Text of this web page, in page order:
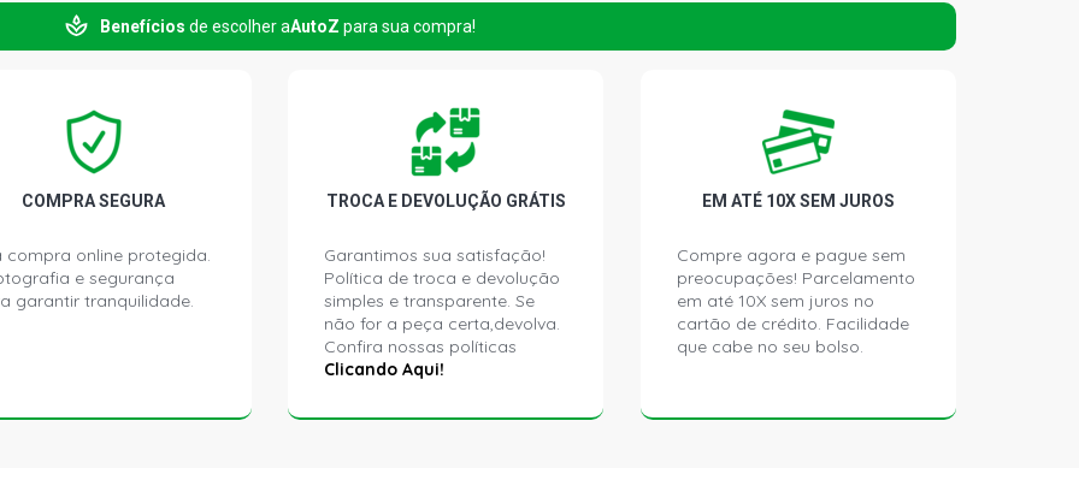
HILUX SRV PICKUP 2.7 16V 2TR-FE L4 FLEX (2010 -
2016)
2016)
2015)
HILUX SRV D4D CD PICKUP 3.0 16V DIESEL (2005 -
2015)
HILUX DX PICKUP 3.0 8V DIESEL (2005 - 2005)
HILUX SW4 SUV 3.0 16V DIESEL (2005 - 2015)
Benefícios de escolher aAutoZ para sua compra!
COMPRA SEGURA
compra online protegida.
e segurança
garantir tranquilidade.
TROCA E DEVOLUÇÃO GRÁTIS
Garantimos sua satisfação!
Política de troca e devolução
simples e transparente. Se
não for a peça certa,devolva.
Confira nossas políticas
Clicando Aqui!
EM ATÉ 10X SEM JUROS
Compre agora e pague sem
preocupações! Parcelamento
em até 10X sem juros no
cartão de crédito. Facilidade
que cabe no seu bolso.